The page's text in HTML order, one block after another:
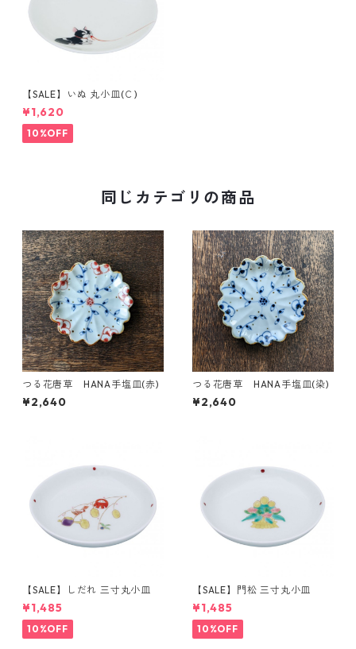
【SALE】いぬ 丸小皿(Ｃ)
¥1,620
10%OFF
同じカテゴリの商品
つる花唐草 HANA手塩皿(赤)
¥2,640
つる花唐草 HANA手塩皿(染)
¥2,640
【SALE】しだれ 三寸丸小皿
¥1,485
10%OFF
【SALE】門松 三寸丸小皿
¥1,485
10%OFF